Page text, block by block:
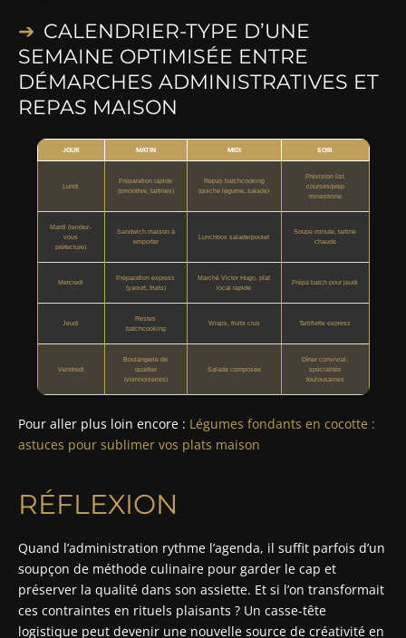
CALENDRIER-TYPE D’UNE
SEMAINE OPTIMISÉE ENTRE
DÉMARCHES ADMINISTRATIVES ET
REPAS MAISON
JOUR MATIN MIDI SOIR
Lundi
Préparation rapide
(smoothie, tartines)
Repas batchcooking
(quiche légume, salade)
Prévision list
courses/prep
minestrone
Mardi (rendez-
vous
préfecture)
Sandwich maison à
emporter
Lunchbox salade/poulet
Soupe minute, tartine
chaude
Mercredi
Préparation express
(yaourt, fruits)
Marché Victor Hugo, plat
local rapide
Prépa batch pour jeudi
Jeudi
Restes
batchcooking
Wraps, fruits crus Tartiflette express
Vendredi
Boulangerie de
quartier
(viennoiseries)
Salade composée
Dîner convivial,
spécialités
toulousaines
Pour aller plus loin encore : Légumes fondants en cocotte :
astuces pour sublimer vos plats maison
RÉFLEXION
Quand l’administration rythme l’agenda, il suffit parfois d’un
soupçon de méthode culinaire pour garder le cap et
préserver la qualité dans son assiette. Et si l’on transformait
ces contraintes en rituels plaisants ? Un casse-tête
logistique peut devenir une nouvelle source de créativité en